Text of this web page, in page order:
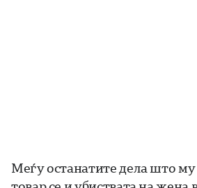
Меѓу останатите дела што му